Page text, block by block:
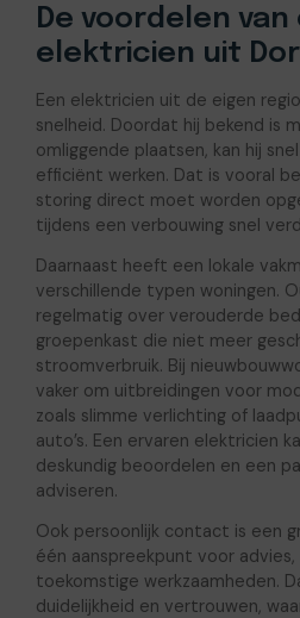
De voordelen van
elektricien uit
Een elektricien uit de eigen
snelheid. Doordat hij bekend is
omliggende plaatsen, kan hij
efficiënt werken. Dat is vooral
storing direct moet worden
tijdens een verbouwing snel
Daarnaast heeft een lokale
verschillende typen woningen.
regelmatig over verouderde
groepenkast die niet meer
stroomverbruik. Bij
vaker om uitbreidingen voor
zoals slimme verlichting of
auto’s. Een ervaren elektricien
deskundig beoordelen en een
adviseren.
Ook persoonlijk contact is een
één aanspreekpunt voor
toekomstige werkzaamheden.
duidelijkheid en vertrouwen,